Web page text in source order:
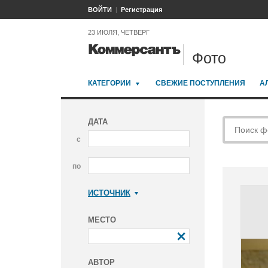
ВОЙТИ Регистрация
23 ИЮЛЯ, ЧЕТВЕРГ
Фото
КАТЕГОРИИ СВЕЖИЕ ПОСТУПЛЕНИЯ
ДАТА
с
по
ИСТОЧНИК
МЕСТО
АВТОР